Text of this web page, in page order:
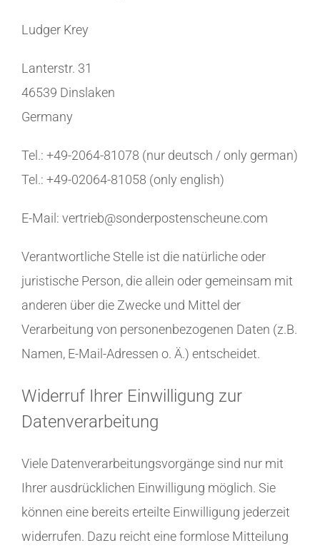
Ludger Krey
Lanterstr. 31
46539 Dinslaken
Germany
Tel.: +49-2064-81078 (nur deutsch / only german)
Tel.: +49-02064-81058 (only english)
E-Mail: vertrieb@sonderpostenscheune.com
Verantwortliche Stelle ist die natürliche oder
juristische Person, die allein oder gemeinsam mit
anderen über die Zwecke und Mittel der
Verarbeitung von personenbezogenen Daten (z.B.
Namen, E-Mail-Adressen o. Ä.) entscheidet.
Widerruf Ihrer Einwilligung zur
Datenverarbeitung
Viele Datenverarbeitungsvorgänge sind nur mit
Ihrer ausdrücklichen Einwilligung möglich. Sie
können eine bereits erteilte Einwilligung jederzeit
widerrufen. Dazu reicht eine formlose Mitteilung